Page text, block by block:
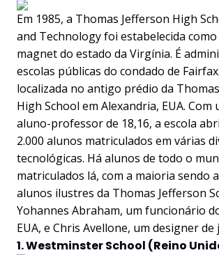
Em 1985, a Thomas Jefferson High
and Technology foi estabelecida como
magnet do estado da Virgínia. É
escolas públicas do condado de
localizada no antigo prédio da
High School em Alexandria, EUA. Com
aluno-professor de 18,16, a escola
2.000 alunos matriculados em várias
tecnológicas. Há alunos de todo o
matriculados lá, com a maioria sendo
alunos ilustres da Thomas Jefferson
Yohannes Abraham, um funcionário
EUA, e Chris Avellone, um designer de
1. Westminster School (Reino